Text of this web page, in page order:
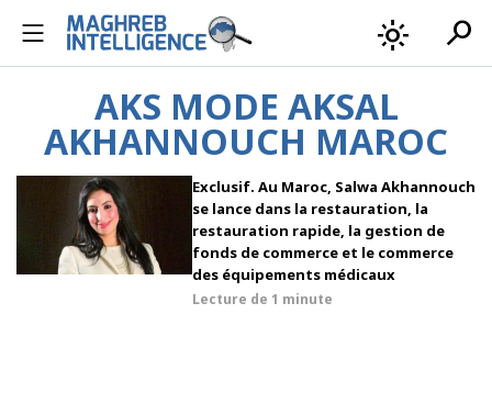
light_mode search
AKS MODE AKSAL
AKHANNOUCH MAROC
Exclusif. Au Maroc, Salwa Akhannouch
se lance dans la restauration, la
restauration rapide, la gestion de
fonds de commerce et le commerce
des équipements médicaux
Lecture de 1 minute